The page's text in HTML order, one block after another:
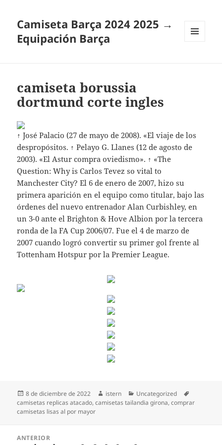
Camiseta Barça 2024 2025 →
Equipación Barça
camiseta borussia
dortmund corte ingles
↑ José Palacio (27 de mayo de 2008). «El viaje de los
despropósitos. ↑ Pelayo G. Llanes (12 de agosto de
2003). «El Astur compra oviedismo». ↑ «The
Question: Why is Carlos Tevez so vital to
Manchester City? El 6 de enero de 2007, hizo su
primera aparición en el equipo como titular, bajo las
órdenes del nuevo entrenador Alan Curbishley, en
un 3-0 ante el Brighton & Hove Albion por la tercera
ronda de la FA Cup 2006/07. Fue el 4 de marzo de
2007 cuando logró convertir su primer gol frente al
Tottenham Hotspur por la Premier League.
Publicado
el
8 de diciembre de 2022 Autor
istern Categorías
Uncategorized
camisetas replicas atacado,camisetas tailandia girona,comprar
camisetas lisas al por mayor
ANTERIOR